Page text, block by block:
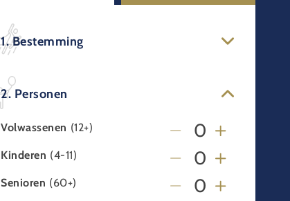
1. Bestemming
2. Personen
Volwassenen (12+)
Kinderen (4-11)
Senioren (60+)